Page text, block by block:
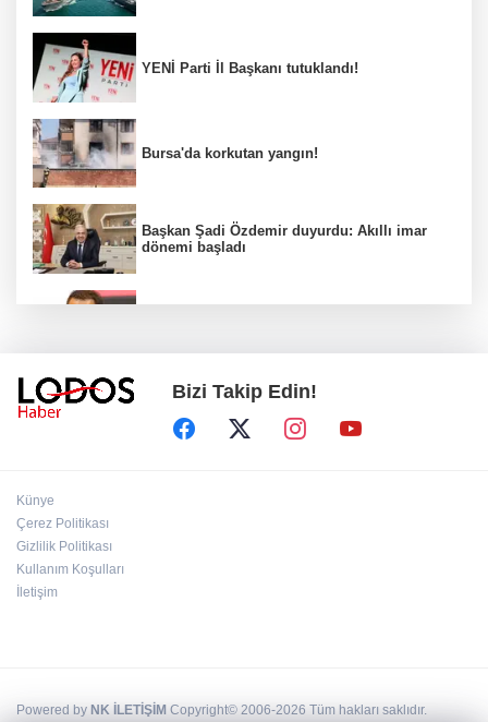
YENİ Parti İl Başkanı tutuklandı!
Bursa'da korkutan yangın!
Başkan Şadi Özdemir duyurdu: Akıllı imar
dönemi başladı
Bakan Gürlek duyurdu: İki çocuk cinayeti
aydınlatıldı!
Bizi Takip Edin!
Künye
Çerez Politikası
Gizlilik Politikası
Kullanım Koşulları
İletişim
Powered by NK İLETİŞİM Copyright© 2006-2026 Tüm hakları saklıdır.